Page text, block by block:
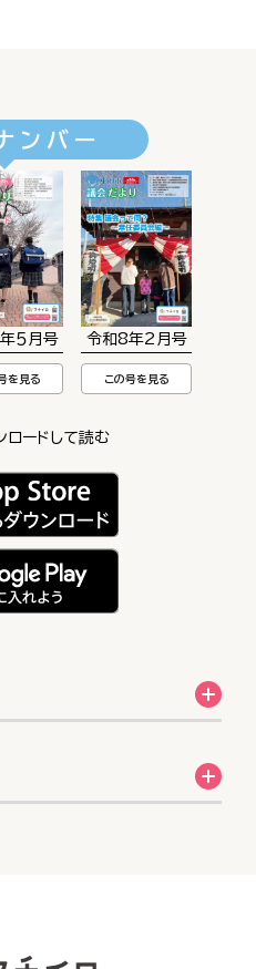
ンバー
５月号
を見る
令和8年2月号
この号を見る
ロードして読む